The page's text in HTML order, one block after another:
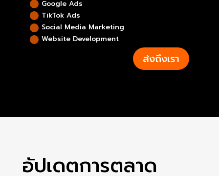
Google Ads
TikTok Ads
Social Media Marketing
Website Development
ส่งถึงเรา
อัปเดตการตลาด